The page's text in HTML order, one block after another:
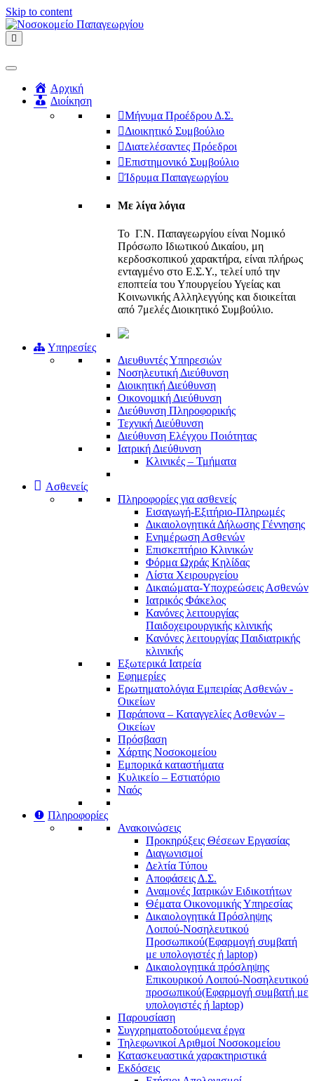
Skip to content
Αρχική
Διοίκηση
Μήνυμα Προέδρου Δ.Σ.
Διοικητικό Συμβούλιο
Διατελέσαντες Πρόεδροι
Επιστημονικό Συμβούλιο
Ίδρυμα Παπαγεωργίου
Με λίγα λόγια
Το Γ.Ν. Παπαγεωργίου είναι Νομικό
Πρόσωπο Ιδιωτικού Δικαίου, μη
κερδοσκοπικού χαρακτήρα, είναι πλήρως
ενταγμένο στο Ε.Σ.Υ., τελεί υπό την
εποπτεία του Υπουργείου Υγείας και
Κοινωνικής Αλληλεγγύης και διοικείται
από 7μελές Διοικητικό Συμβούλιο.
Υπηρεσίες
Διευθυντές Υπηρεσιών
Νοσηλευτική Διεύθυνση
Διοικητική Διεύθυνση
Οικονομική Διεύθυνση
Διεύθυνση Πληροφορικής
Τεχνική Διεύθυνση
Διεύθυνση Ελέγχου Ποιότητας
Ιατρική Διεύθυνση
Κλινικές – Τμήματα
Ασθενείς
Πληροφορίες για ασθενείς
Εισαγωγή-Εξιτήριο-Πληρωμές
Δικαιολογητικά Δήλωσης Γέννησης
Ενημέρωση Ασθενών
Επισκεπτήριο Κλινικών
Φόρμα Ωχράς Κηλίδας
Λίστα Χειρουργείου
Δικαιώματα-Υποχρεώσεις Ασθενών
Ιατρικός Φάκελος
Κανόνες λειτουργίας
Παιδοχειρουργικής κλινικής
Κανόνες λειτουργίας Παιδιατρικής
κλινικής
Εξωτερικά Ιατρεία
Εφημερίες
Ερωτηματολόγια Εμπειρίας Ασθενών -
Οικείων
Παράπονα – Καταγγελίες Ασθενών –
Οικείων
Πρόσβαση
Χάρτης Νοσοκομείου
Εμπορικά καταστήματα
Κυλικείο – Εστιατόριο
Ναός
Πληροφορίες
Ανακοινώσεις
Προκηρύξεις Θέσεων Εργασίας
Διαγωνισμοί
Δελτία Τύπου
Αποφάσεις Δ.Σ.
Αναμονές Ιατρικών Ειδικοτήτων
Θέματα Οικονομικής Υπηρεσίας
Δικαιολογητικά Πρόσληψης
Λοιπού-Νοσηλευτικού
Προσωπικού(Εφαρμογή συμβατή
με υπολογιστές ή laptop)
Δικαιολογητικά πρόσληψης
Επικουρικού Λοιπού-Νοσηλευτικού
προσωπικού(Εφαρμογή συμβατή με
υπολογιστές ή laptop)
Παρουσίαση
Συγχρηματοδοτούμενα έργα
Τηλεφωνικοί Αριθμοί Νοσοκομείου
Κατασκευαστικά χαρακτηριστικά
Εκδόσεις